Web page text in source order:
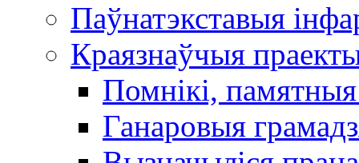
Паўнатэкставыя
Краязнаўчыя
Помнікі,
Ганаровыя